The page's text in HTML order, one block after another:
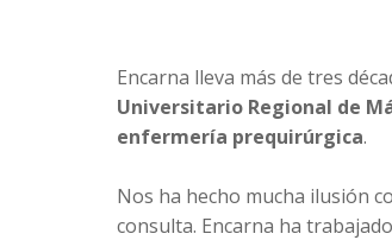
Encarna lleva más de tres
Universitario Regional de
enfermería prequirúrgica.
Nos ha hecho mucha ilusión
consulta. Encarna ha